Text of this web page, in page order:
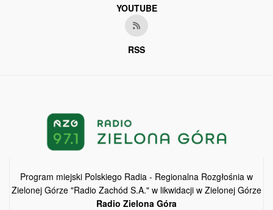
YOUTUBE
RSS
Program miejski Polskiego Radia - Regionalna Rozgłośnia w
Zielonej Górze "Radio Zachód S.A." w likwidacji w Zielonej Górze
Radio Zielona Góra